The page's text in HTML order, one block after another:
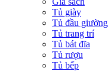
Tủ giày
Tủ đầu giường
Tủ trang trí
Tủ bát đĩa
Tủ rượu
Tủ bếp